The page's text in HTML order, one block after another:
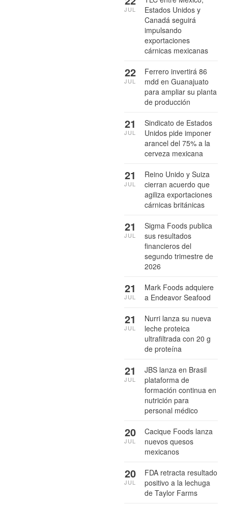
Estados Unidos y
Canadá seguirá
impulsando
exportaciones
cárnicas mexicanas
JUL
Ferrero invertirá 86
mdd en Guanajuato
para ampliar su planta
de producción
22
JUL
Sindicato de Estados
Unidos pide imponer
arancel del 75% a la
cerveza mexicana
21
JUL
Reino Unido y Suiza
cierran acuerdo que
agiliza exportaciones
cárnicas británicas
21
JUL
Sigma Foods publica
sus resultados
financieros del
segundo trimestre de
2026
21
JUL
Mark Foods adquiere
a Endeavor Seafood
21
JUL
Nurri lanza su nueva
leche proteica
ultrafiltrada con 20 g
de proteína
21
JUL
JBS lanza en Brasil
plataforma de
formación continua en
nutrición para
personal médico
21
JUL
Cacique Foods lanza
nuevos quesos
mexicanos
20
JUL
FDA retracta resultado
positivo a la lechuga
de Taylor Farms
20
JUL